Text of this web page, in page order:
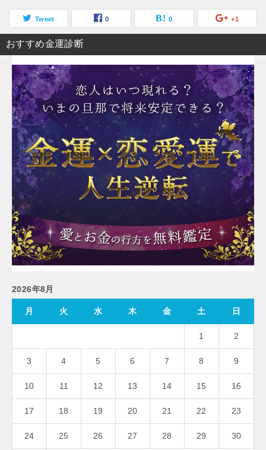
Tweet 0 0 +1
おすすめ金運診断
2026年8月
月 火 水 木 金 土 日
1 2
3 4 5 6 7 8 9
10 11 12 13 14 15 16
17 18 19 20 21 22 23
24 25 26 27 28 29 30